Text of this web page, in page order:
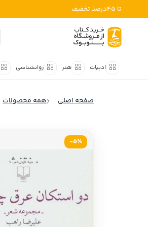
تا 45درصد تخفیف
ادبیات هنر روانشناسی
ادبیات ایران
ادبیات فرانسه
ادبیات ایتالیا
ادبیات روسیه
ادبیات آمریکای لاتین
ادبیات
صفحه اصلی همه محصولات
5٪-